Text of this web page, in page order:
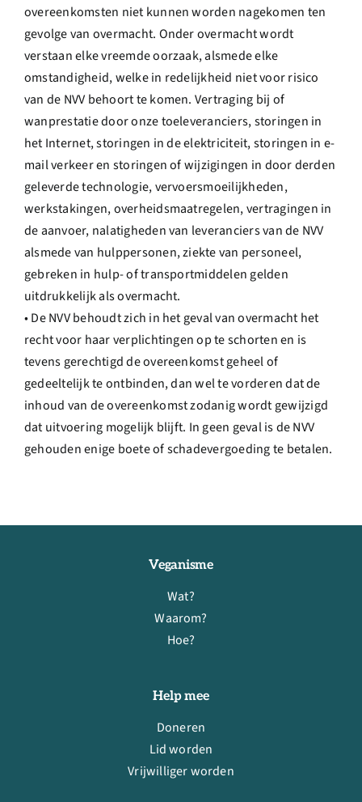
overeenkomsten niet kunnen worden nagekomen ten
gevolge van overmacht. Onder overmacht wordt
verstaan elke vreemde oorzaak, alsmede elke
omstandigheid, welke in redelijkheid niet voor risico
van de NVV behoort te komen. Vertraging bij of
wanprestatie door onze toeleveranciers, storingen in
het Internet, storingen in de elektriciteit, storingen in e-
mail verkeer en storingen of wijzigingen in door derden
geleverde technologie, vervoersmoeilijkheden,
werkstakingen, overheidsmaatregelen, vertragingen in
de aanvoer, nalatigheden van leveranciers van de NVV
alsmede van hulppersonen, ziekte van personeel,
gebreken in hulp- of transportmiddelen gelden
uitdrukkelijk als overmacht.
• De NVV behoudt zich in het geval van overmacht het
recht voor haar verplichtingen op te schorten en is
tevens gerechtigd de overeenkomst geheel of
gedeeltelijk te ontbinden, dan wel te vorderen dat de
inhoud van de overeenkomst zodanig wordt gewijzigd
dat uitvoering mogelijk blijft. In geen geval is de NVV
gehouden enige boete of schadevergoeding te betalen.
Veganisme
Wat?
Waarom?
Hoe?
Help mee
Doneren
Lid worden
Vrijwilliger worden